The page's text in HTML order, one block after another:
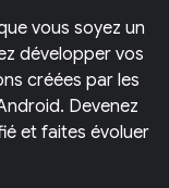
vous soyez un
développer vos
créées par les
Devenez
et faites évoluer